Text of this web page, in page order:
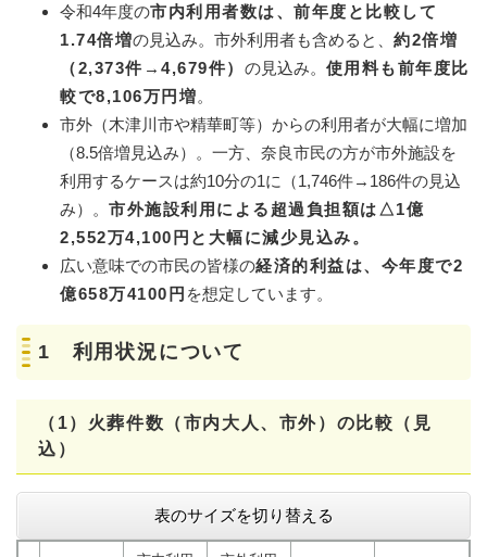
令和4年度の市内利用者数は、前年度と比較して
1.74倍増の見込み。市外利用者も含めると、 約2倍増
（2,373件→4,679件） の見込み。 使用料も前年度比
較で8,106万円増。
市外（木津川市や精華町等）からの利用者が大幅に増加
（8.5倍増見込み）。一方、奈良市民の方が市外施設を
利用するケースは約10分の1に（1,746件→186件の見込
み）。 市外施設利用による超過負担額は△1億
2,552万4,100円と大幅に減少見込み。
広い意味での市民の皆様の経済的利益は、今年度で2
億658万4100円 を想定しています。
1 利用状況について
（1）火葬件数（市内大人、市外）の比較（見
込）
表のサイズを切り替える